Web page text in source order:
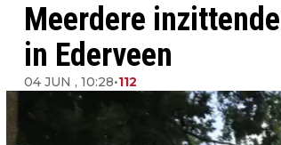
Meerdere
in Ederveen
04 JUN , 10:28•112